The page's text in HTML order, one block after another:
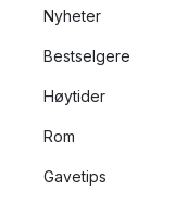
Nyheter
Bestselgere
Høytider
Rom
Gavetips